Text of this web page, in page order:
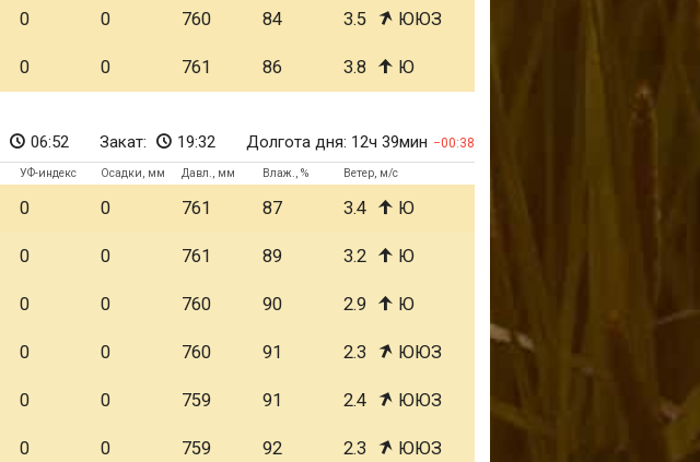
0 0 760 84 3.5 ЮЮЗ
0 0 761 86 3.8 Ю
06:52 Закат: 19:32 Долгота дня: 12ч 39мин 00:38
УФ-индекс Осадки, мм Давл., мм Влаж., % Ветер, м/с
0 0 761 87 3.4 Ю
0 0 761 89 3.2 Ю
0 0 760 90 2.9 Ю
0 0 760 91 2.3 ЮЮЗ
0 0 759 91 2.4 ЮЮЗ
0 0 759 92 2.3 ЮЮЗ